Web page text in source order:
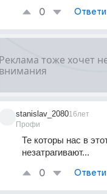
0
stanislav_2080
Профи
16лет
Те которы нас в
незатрагивают...
0